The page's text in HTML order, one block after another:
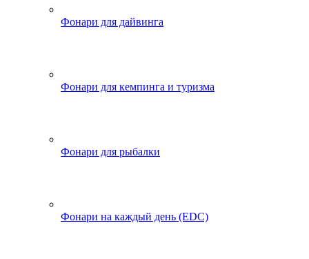
Фонари для дайвинга
Фонари для кемпинга и туризма
Фонари для рыбалки
Фонари на каждый день (EDC)